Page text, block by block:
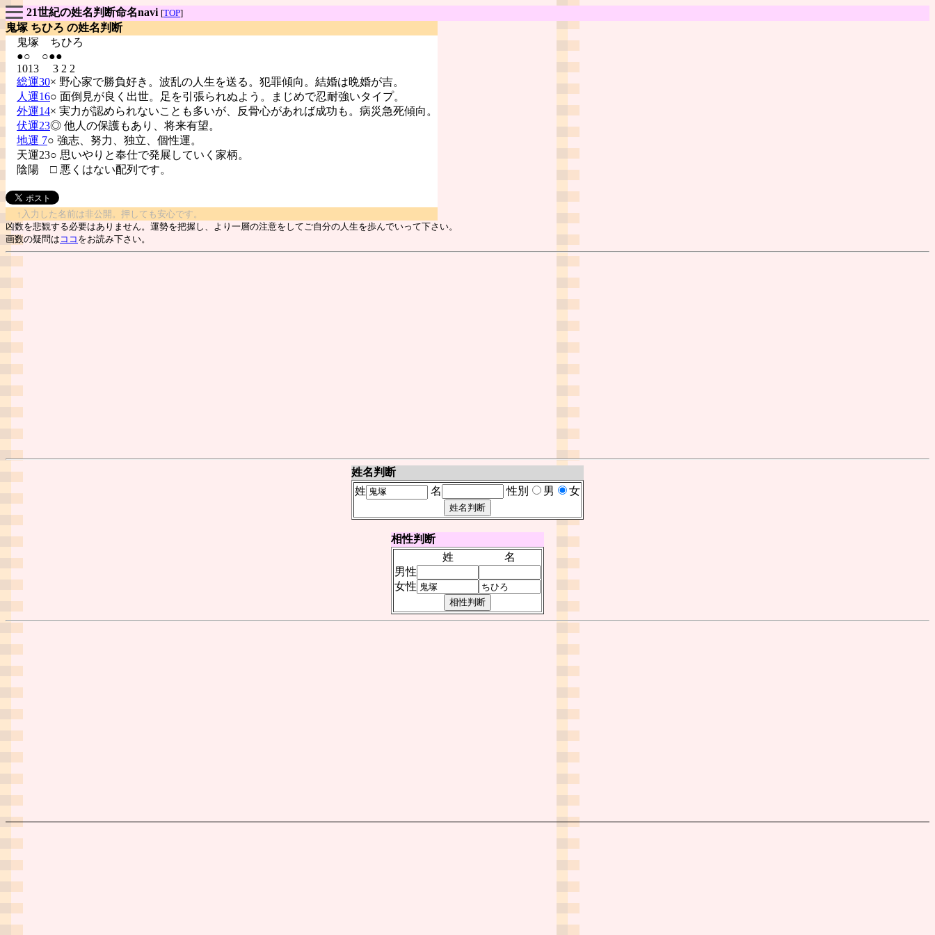
21世紀の姓名判断命名navi [TOP]
鬼塚 ちひろ の姓名判断
鬼塚 ちひろ
●○ ○●●
1013 3 2 2
総運30× 野心家で勝負好き。波乱の人生を送る。犯罪傾向。結婚は晩婚が吉。
人運16○ 面倒見が良く出世。足を引張られぬよう。まじめで忍耐強いタイプ。
外運14× 実力が認められないことも多いが、反骨心があれば成功も。病災急死傾向。
伏運23◎ 他人の保護もあり、将来有望。
地運 7○ 強志、努力、独立、個性運。
天運23○ 思いやりと奉仕で発展していく家柄。
陰陽 □ 悪くはない配列です。
↑入力した名前は非公開。押しても安心です。
凶数を悲観する必要はありません。運勢を把握し、より一層の注意をしてご自分の人生を歩んでいって下さい。
画数の疑問は ココ をお読み下さい。
姓名判断
姓
名 性別 男 女
相性判断
姓
名
男性
女性